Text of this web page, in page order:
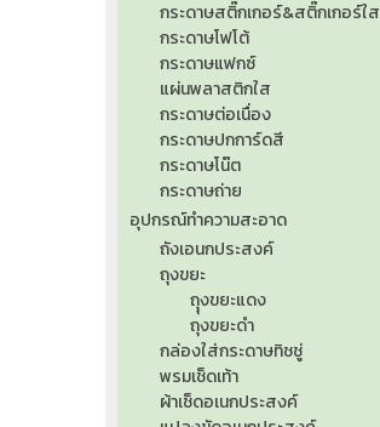
กระดาษสติ๊กเกอร์&สติ๊กเกอร์ใส
กระดาษโฟโต้
กระดาษแฟกซ์
แผ่นพลาสติกใส
กระดาษต่อเนื่อง
กระดาษปกการ์ดสี
กระดาษโน๊ต
กระดาษถ่าย
อุปกรณ์ทำความสะอาด
ถังเอนกประสงค์
ถุงขยะ
ถุุงขยะแดง
ถุงขยะดำ
กล่องใส่กระดาษทิชชู่
พรมเช็ดเท้า
ผ้าเช็ดอเนกประสงค์